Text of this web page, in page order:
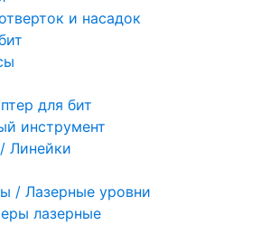
и насадок
для бит
инструмент
Линейки
/ Лазерные уровни
лазерные